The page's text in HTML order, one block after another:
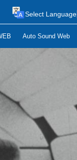
Auto Sound Web
Select Language